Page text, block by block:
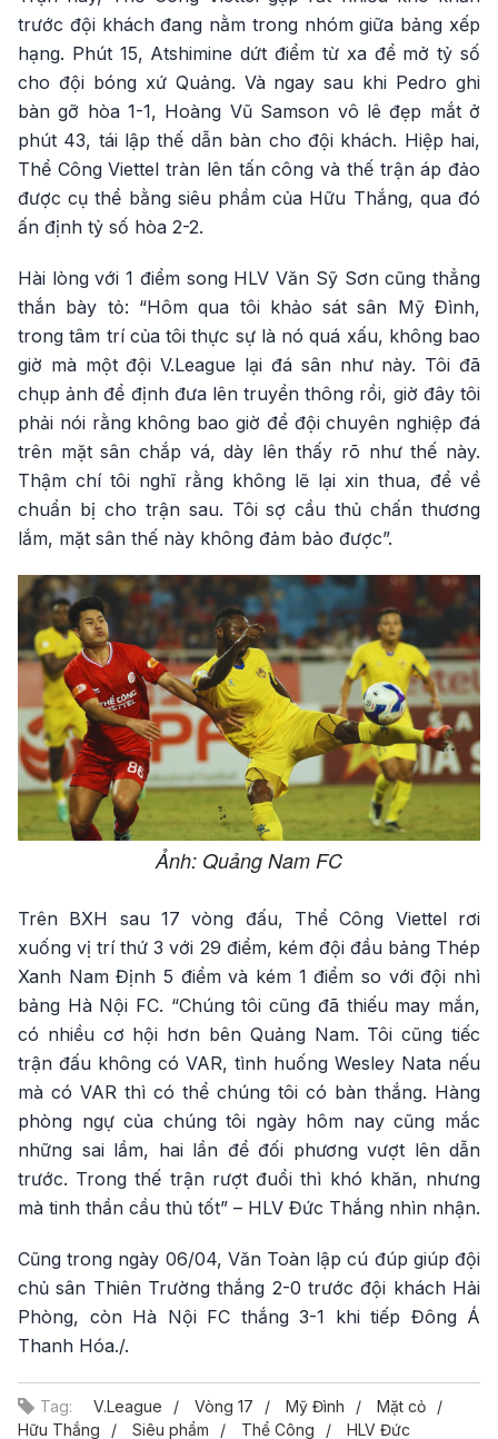
trước đội khách đang nằm trong nhóm giữa bảng xếp
hạng. Phút 15, Atshimine dứt điểm từ xa để mở tỷ số
cho đội bóng xứ Quảng. Và ngay sau khi Pedro ghi
bàn gỡ hòa 1-1, Hoàng Vũ Samson vô lê đẹp mắt ở
phút 43, tái lập thế dẫn bàn cho đội khách. Hiệp hai,
Thể Công Viettel tràn lên tấn công và thế trận áp đảo
được cụ thể bằng siêu phầm của Hữu Thắng, qua đó
ấn định tỷ số hòa 2-2.
Hài lòng với 1 điểm song HLV Văn Sỹ Sơn cũng thẳng
thắn bày tỏ: “Hôm qua tôi khảo sát sân Mỹ Đình,
trong tâm trí của tôi thực sự là nó quá xấu, không bao
giờ mà một đội V.League lại đá sân như này. Tôi đã
chụp ảnh để định đưa lên truyền thông rồi, giờ đây tôi
phải nói rằng không bao giờ để đội chuyên nghiệp đá
trên mặt sân chắp vá, dày lên thấy rõ như thế này.
Thậm chí tôi nghĩ rằng không lẽ lại xin thua, để về
chuẩn bị cho trận sau. Tôi sợ cầu thủ chấn thương
lắm, mặt sân thế này không đảm bảo được”.
Ảnh: Quảng Nam FC
Trên BXH sau 17 vòng đấu, Thể Công Viettel rơi
xuống vị trí thứ 3 với 29 điểm, kém đội đầu bảng Thép
Xanh Nam Định 5 điểm và kém 1 điểm so với đội nhì
bảng Hà Nội FC. “Chúng tôi cũng đã thiếu may mắn,
có nhiều cơ hội hơn bên Quảng Nam. Tôi cũng tiếc
trận đấu không có VAR, tình huống Wesley Nata nếu
mà có VAR thì có thể chúng tôi có bàn thắng. Hàng
phòng ngự của chúng tôi ngày hôm nay cũng mắc
những sai lầm, hai lần để đối phương vượt lên dẫn
trước. Trong thế trận rượt đuổi thì khó khăn, nhưng
mà tinh thần cầu thủ tốt” – HLV Đức Thắng nhìn nhận.
Cũng trong ngày 06/04, Văn Toàn lập cú đúp giúp đội
chủ sân Thiên Trường thắng 2-0 trước đội khách Hải
Phòng, còn Hà Nội FC thắng 3-1 khi tiếp Đông Á
Thanh Hóa./.
Tag: V.League Vòng 17 Mỹ Đình
Mặt cỏ
Hữu Thắng
Siêu phẩm Thể Công
HLV Đức